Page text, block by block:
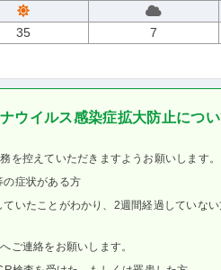
35 7
ウイルス感染症拡大防止につ
を控えていただきますようお願いします。
の症状がある方
いたことがわかり、2週間経過していな
ご連絡をお願いします。